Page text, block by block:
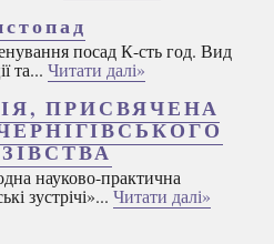
посад К-сть год. Вид
та... Читати далі»
ПРИСВЯЧЕНА
науково-практична
зустрічі»...Читати далі»